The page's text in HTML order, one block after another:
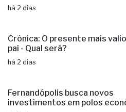
há 2 dias
Crônica: O presente mais
pai - Qual será?
há 2 dias
Fernandópolis busca novos
investimentos em polos